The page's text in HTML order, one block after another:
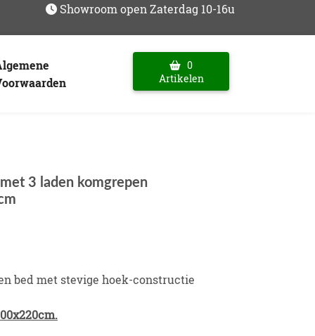
Showroom open Zaterdag 10-16u
0
Artikelen
3 laden komgrepen
bed met stevige hoek-constructie